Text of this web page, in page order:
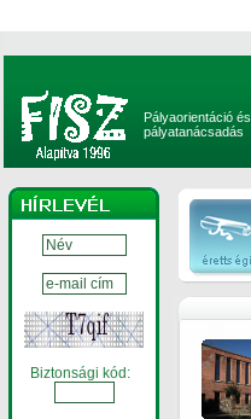
Pályaorientáció és
pályatanácsadás
Biztonsági kód: